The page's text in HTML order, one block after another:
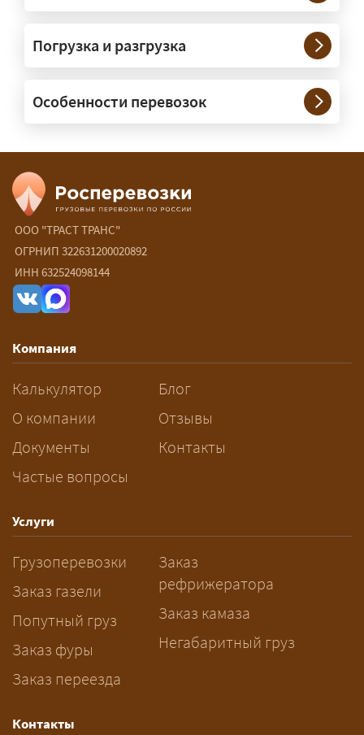
сопровождение?
организуем. Потребность в машинах
прикрытия зависит от габаритов
груза и маршрута; это определяется
Сколько стоит перевозка
негабарита?
— От 90 ₽/км. Точная стоимость
рассчитывается индивидуально:
влияют габариты и вес груза,
разрешений и машин
сопровождения.
За сколько дней заказывать
перевозку негабарита?
— Заранее: только оформление
рабочих дней. Оставьте заявку
заблаговременно — логист
рассчитает маршрут и запустит
подготовку документов.
Погрузка и разгрузка
Особенности перевозок
ООО "ТРАСТ ТРАНС"
ОГРНИП 322631200020892
ИНН 632524098144
Компания
Калькулятор
О компании
Документы
Частые вопросы
Блог
Отзывы
Контакты
Услуги
Грузоперевозки
Заказ газели
Попутный груз
Заказ фуры
Заказ переезда
Заказ
рефрижератора
Заказ камаза
Негабаритный груз
Контакты